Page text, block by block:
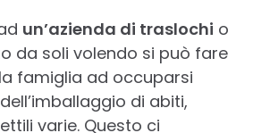
un’azienda di traslochi o
da soli volendo si può fare
famiglia ad occuparsi
di abiti,
varie. Questo ci